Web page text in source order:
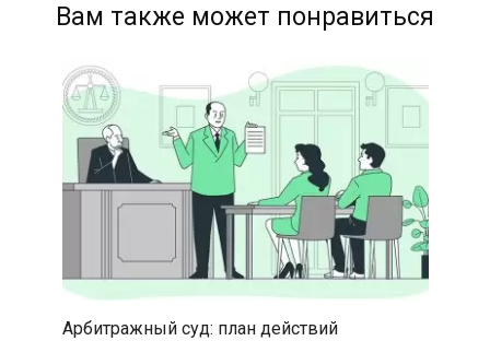
Вам также может понравиться
Арбитражный суд: план действий